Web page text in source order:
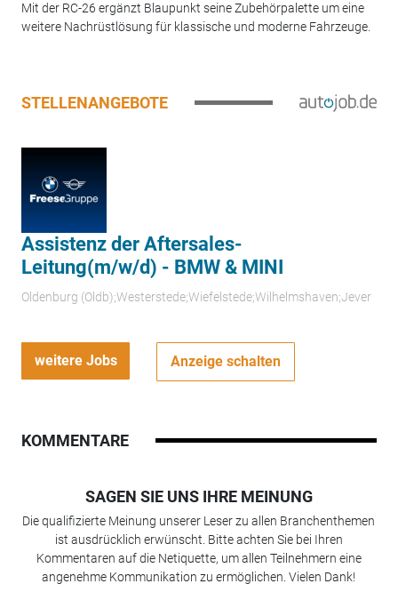
Mit der RC-26 ergänzt Blaupunkt seine Zubehörpalette um eine
weitere Nachrüstlösung für klassische und moderne Fahrzeuge.
STELLENANGEBOTE
Assistenz der Aftersales-
Leitung(m/w/d) - BMW & MINI
Oldenburg (Oldb);Westerstede;Wiefelstede;Wilhelmshaven;Jever
weitere Jobs Anzeige schalten
KOMMENTARE
SAGEN SIE UNS IHRE MEINUNG
Die qualifizierte Meinung unserer Leser zu allen Branchenthemen
ist ausdrücklich erwünscht. Bitte achten Sie bei Ihren
Kommentaren auf die Netiquette, um allen Teilnehmern eine
angenehme Kommunikation zu ermöglichen. Vielen Dank!